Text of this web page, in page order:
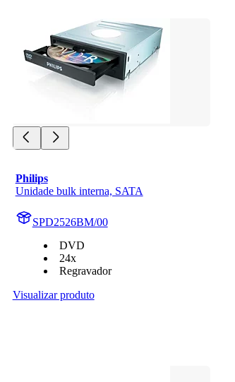
Philips
Unidade bulk interna, SATA
SPD2526BM/00
DVD
24x
Regravador
Visualizar produto